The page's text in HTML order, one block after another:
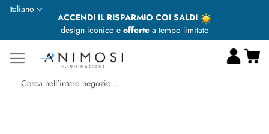
ACCENDI IL RISPARMIO COI SALDI
design iconico e offertea tempo limitato
Lingua
Italiano